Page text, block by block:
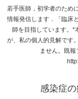
若手医師，初学者のため
情報発信します．「臨床
師を目指しています。*
が、私の個人的見解です
ません。既
感染症